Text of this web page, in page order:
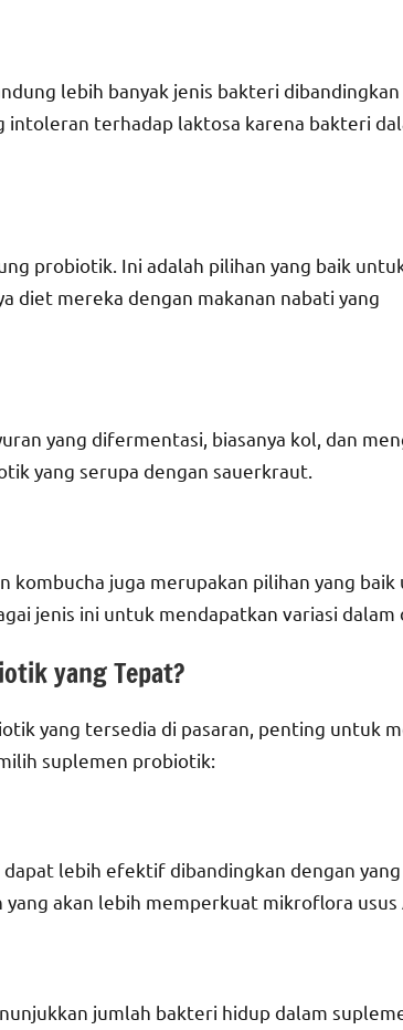
lebih banyak jenis bakteri
intoleran terhadap laktosa karena bakteri
probiotik. Ini adalah pilihan yang baik
diet mereka dengan makanan nabati yang
yang difermentasi, biasanya kol, dan
yang serupa dengan sauerkraut.
juga merupakan pilihan yang baik
jenis ini untuk mendapatkan variasi dalam
yang Tepat?
yang tersedia di pasaran, penting untuk
suplemen probiotik:
lebih efektif dibandingkan dengan yang
akan lebih memperkuat mikroflora usus
jumlah bakteri hidup dalam